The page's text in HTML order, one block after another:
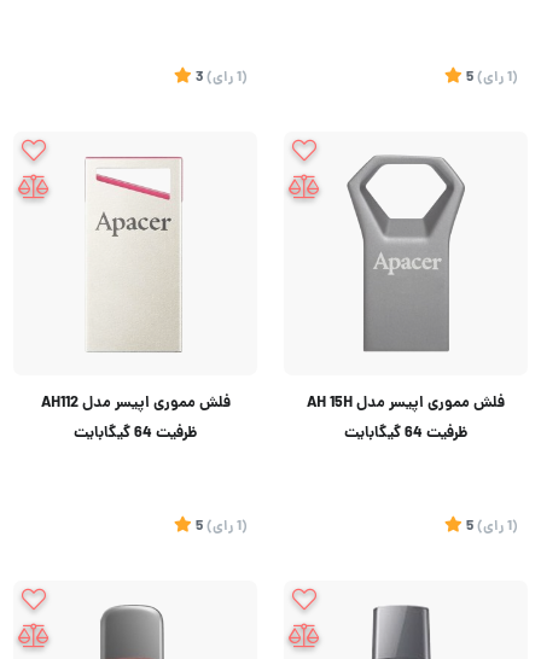
(1 رای)
5
(1 رای)
3
فلش مموری اپیسر مدل AH 15H
ظرفیت 64 گیگابایت
(1 رای)
5
فلش مموری اپیسر مدل AH112
ظرفیت 64 گیگابایت
(1 رای)
5